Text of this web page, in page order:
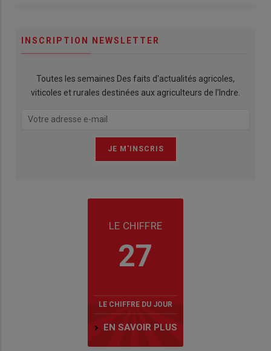
INSCRIPTION NEWSLETTER
Toutes les semaines Des faits d'actualités agricoles,
viticoles et rurales destinées aux agriculteurs de l'Indre.
LE CHIFFRE
27
LE CHIFFRE DU JOUR
EN SAVOIR PLUS